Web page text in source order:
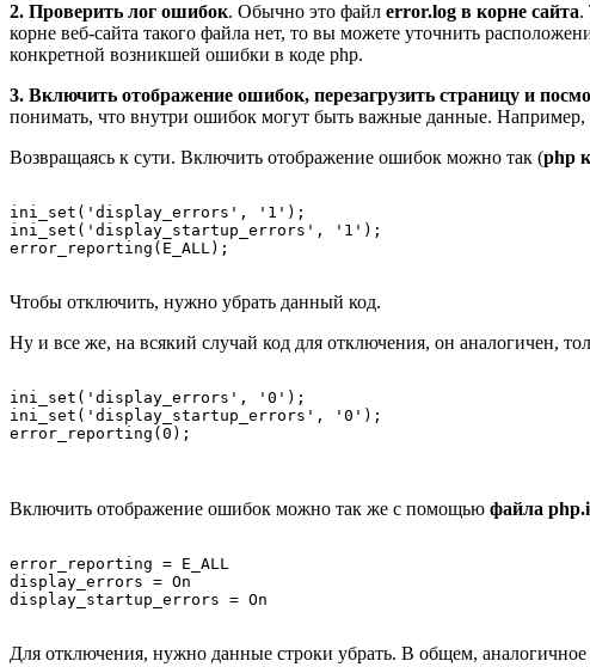
2. Проверить лог ошибок. Обычно это файл error.log в корне сайта.
корне веб-сайта такого файла нет, то вы можете уточнить
конкретной возникшей ошибки в коде php.
3. Включить отображение ошибок, перезагрузить страницу и
понимать, что внутри ошибок могут быть важные данные. Например,
Возвращаясь к сути. Включить отображение ошибок можно так (php
ini_set('display_errors', '1');
ini_set('display_startup_errors', '1');
Чтобы отключить, нужно убрать данный код.
Ну и все же, на всякий случай код для отключения, он аналогичен,
ini_set('display_errors', '0');
ini_set('display_startup_errors', '0');
Включить отображение ошибок можно так же с помощью файла
error_reporting = E_ALL
display_errors = On
Для отключения, нужно данные строки убрать. В общем, аналогичное